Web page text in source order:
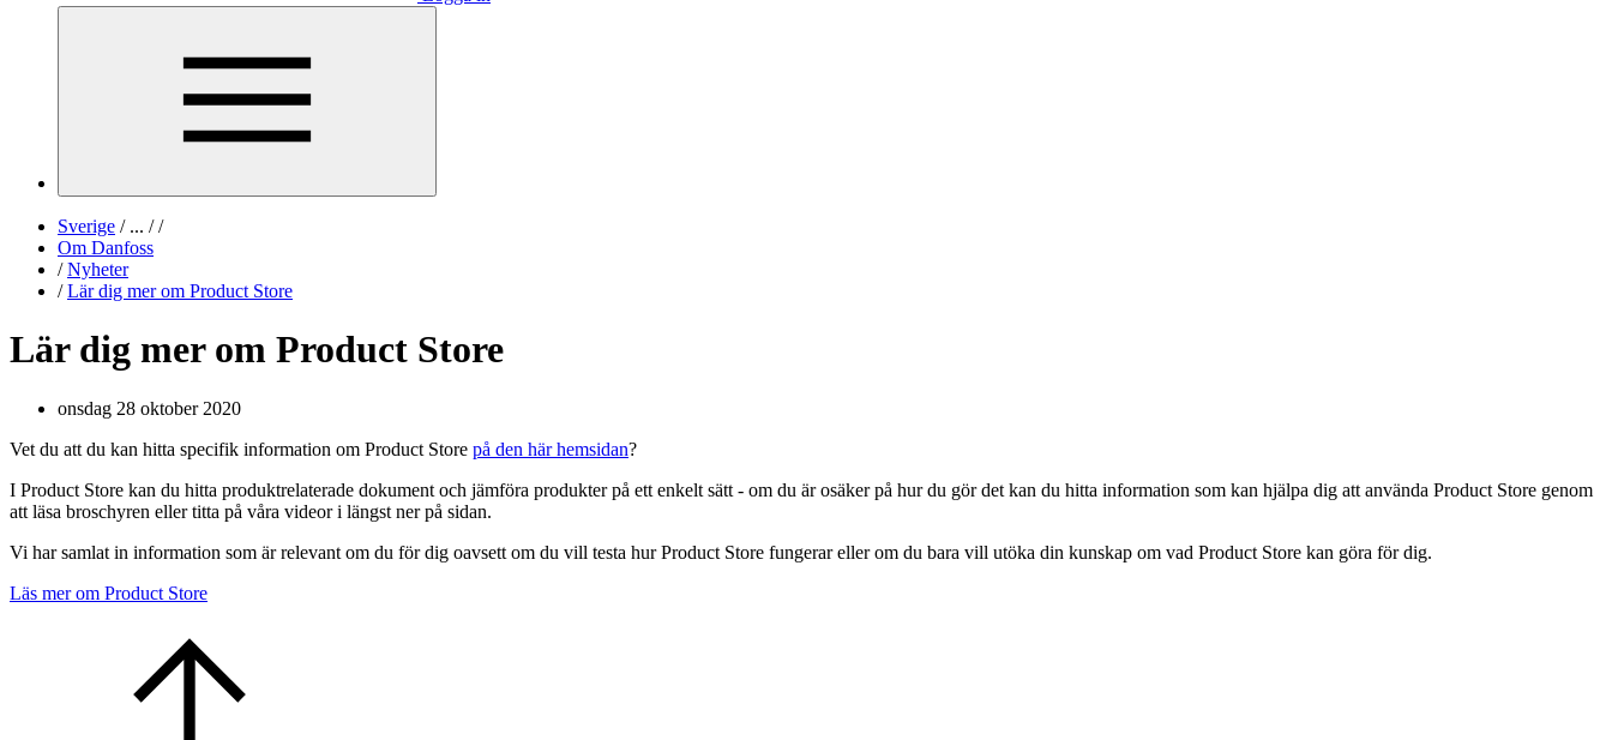
Sverige /... / /
Om Danfoss
/ Nyheter
/ Lär dig mer om Product Store
Lär dig mer om Product Store
onsdag 28 oktober 2020
Vet du att du kan hitta specifik information om Product Store på den här hemsidan?
I Product Store kan du hitta produktrelaterade dokument och jämföra produkter på ett enkelt sätt - om du är osäker på hur du gör det kan du hitta information som kan hjälpa dig att använda Product Store genom
att läsa broschyren eller titta på våra videor i längst ner på sidan.
Vi har samlat in information som är relevant om du för dig oavsett om du vill testa hur Product Store fungerar eller om du bara vill utöka din kunskap om vad Product Store kan göra för dig.
Läs mer om Product Store